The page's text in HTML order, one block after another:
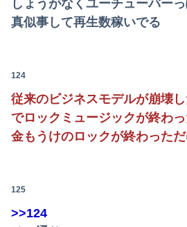
しょうがなくユーチューバー
真似事して再生数稼いでる
124
従来のビジネスモデルが崩壊
でロックミュージックが終わ
金もうけのロックが終わった
125
>>124